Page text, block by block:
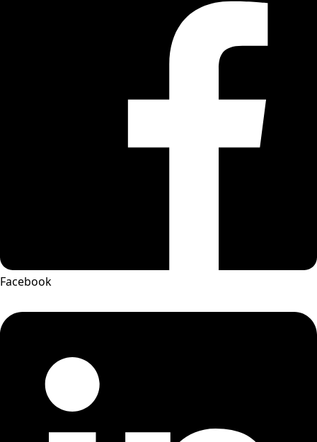
Facebook